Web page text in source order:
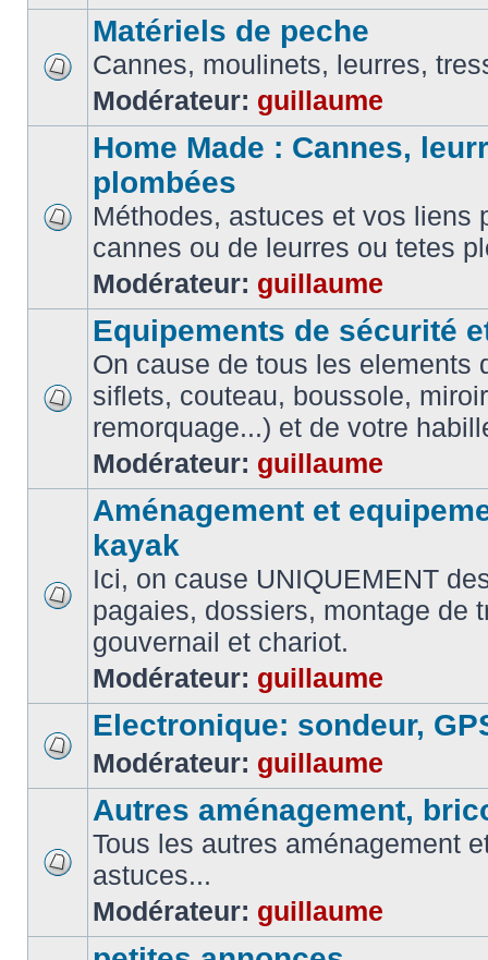
Matériels de peche
Cannes, moulinets, leurres,
Modérateur: guillaume
Home Made : Cannes,
plombées
Méthodes, astuces et vos liens
cannes ou de leurres ou tetes
Modérateur: guillaume
Equipements de sécurité
On cause de tous les elements
siflets, couteau, boussole,
remorquage...) et de votre
Modérateur: guillaume
Aménagement et
kayak
Ici, on cause UNIQUEMENT
pagaies, dossiers, montage de
gouvernail et chariot.
Modérateur: guillaume
Electronique: sondeur,
Modérateur: guillaume
Autres aménagement,
Tous les autres aménagement
astuces...
Modérateur: guillaume